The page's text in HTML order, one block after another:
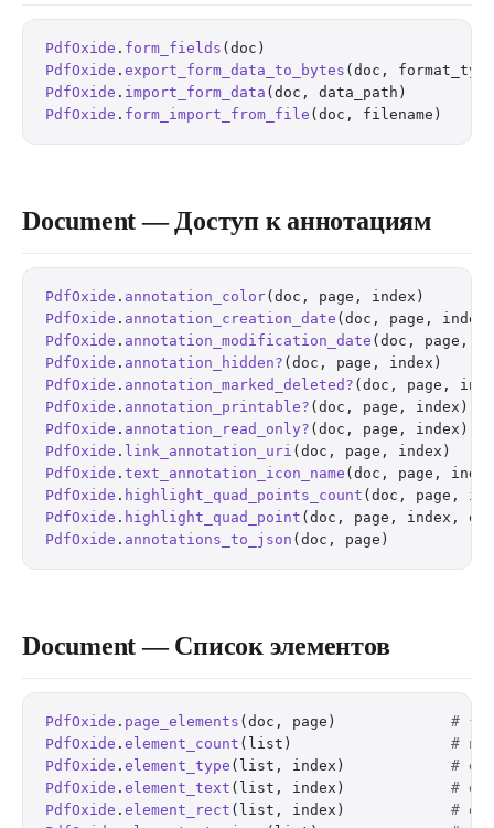
PdfOxide . form_fields
PdfOxide . export_form_data_to_bytes (doc,
PdfOxide . import_form_data (doc,
PdfOxide . form_import_from_file (doc,
Document — Доступ к аннотациям
PdfOxide . annotation_color(doc, page,
PdfOxide . annotation_creation_date (doc, page,
PdfOxide . annotation_modification_date (doc, page,
PdfOxide . annotation_hidden? (doc, page,
PdfOxide . annotation_marked_deleted? (doc, page,
PdfOxide . annotation_printable? (doc, page,
PdfOxide . annotation_read_only? (doc, page,
PdfOxide . link_annotation_uri (doc, page,
PdfOxide . text_annotation_icon_name (doc, page,
PdfOxide . highlight_quad_points_count (doc, page,
PdfOxide . highlight_quad_point (doc, page, index,
PdfOxide . annotations_to_json (doc,
Document — Список элементов
PdfOxide . page_elements (doc, page) #
PdfOxide . element_count (list) #
PdfOxide . element_type (list, index) #
PdfOxide . element_text (list, index) #
PdfOxide . element_rect (list, index) #